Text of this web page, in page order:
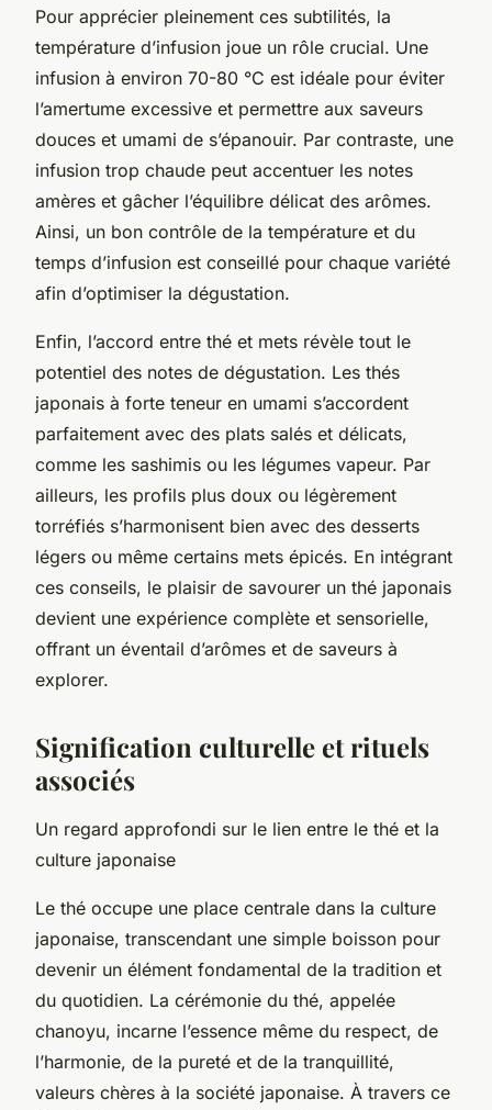
Pour apprécier pleinement ces subtilités, la
température d’infusion joue un rôle crucial. Une
infusion à environ 70-80 °C est idéale pour éviter
l’amertume excessive et permettre aux saveurs
douces et umami de s’épanouir. Par contraste, une
infusion trop chaude peut accentuer les notes
amères et gâcher l’équilibre délicat des arômes.
Ainsi, un bon contrôle de la température et du
temps d’infusion est conseillé pour chaque variété
afin d’optimiser la dégustation.
Enfin, l’accord entre thé et mets révèle tout le
potentiel des notes de dégustation. Les thés
japonais à forte teneur en umami s’accordent
parfaitement avec des plats salés et délicats,
comme les sashimis ou les légumes vapeur. Par
ailleurs, les profils plus doux ou légèrement
torréfiés s’harmonisent bien avec des desserts
légers ou même certains mets épicés. En intégrant
ces conseils, le plaisir de savourer un thé japonais
devient une expérience complète et sensorielle,
offrant un éventail d’arômes et de saveurs à
explorer.
Signification culturelle et rituels
associés
Un regard approfondi sur le lien entre le thé et la
culture japonaise
Le thé occupe une place centrale dans la culture
japonaise, transcendant une simple boisson pour
devenir un élément fondamental de la tradition et
du quotidien. La cérémonie du thé, appelée
chanoyu, incarne l’essence même du respect, de
l’harmonie, de la pureté et de la tranquillité,
valeurs chères à la société japonaise. À travers ce